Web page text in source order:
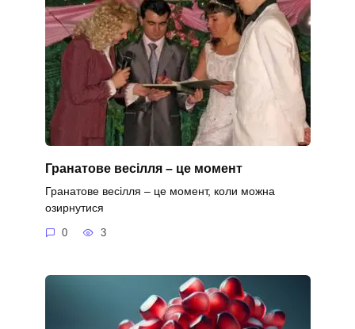
Гранатове весілля – це момент
Гранатове весілля – це момент, коли можна
озирнутися
0 3